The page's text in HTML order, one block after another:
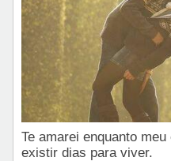
Te amarei enquanto
existir dias para viver.